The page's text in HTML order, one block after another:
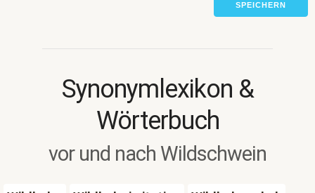
SPEICHERN
Synonymlexikon &
Wörterbuch
vor und nach Wildschwein